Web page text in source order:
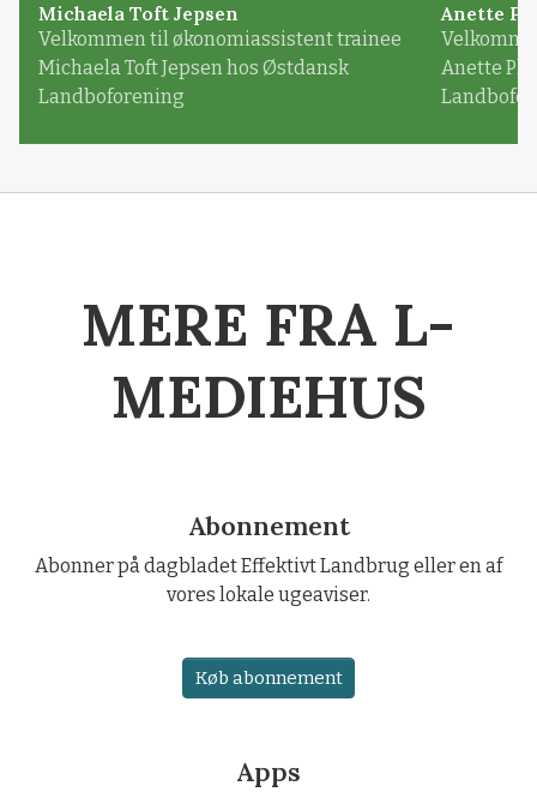
Michaela Toft Jepsen
Velkommen til økonomiassistent trainee
Michaela Toft Jepsen hos Østdansk
Landboforening
Anette
Anette
MERE FRA L-
MEDIEHUS
Abonnement
Abonner på dagbladet Effektivt Landbrug eller en af
vores lokale ugeaviser.
Køb abonnement
Apps